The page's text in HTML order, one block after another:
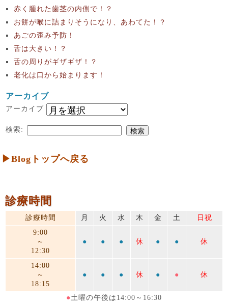
赤く腫れた歯茎の内側で！？
お餅が喉に詰まりそうになり、あわてた！？
あごの歪み予防！
舌は大きい！？
舌の周りがギザギザ！？
老化は口から始まります！
アーカイブ
アーカイブ
検索:
▶Blogトップへ戻る
診療時間
診療時間 月 火 水 木 金 土
日祝
9:00
～
12:30
● ● ● 休 ● ● 休
14:00
～
18:15
● ● ● 休 ● ● 休
●土曜の午後は14:00～16:30